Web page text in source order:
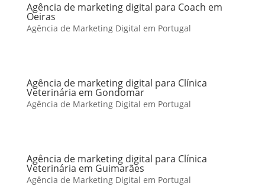
Agência de marketing digital para Coach em
Oeiras
Agência de Marketing Digital em Portugal
Agência de marketing digital para Clínica
Veterinária em Gondomar
Agência de Marketing Digital em Portugal
Agência de marketing digital para Clínica
Veterinária em Guimarães
Agência de Marketing Digital em Portugal